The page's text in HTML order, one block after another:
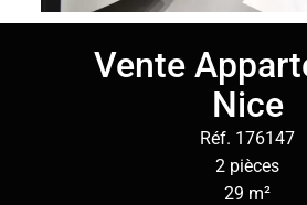
Vente
Nice
Réf. 176147
2 pièces
29 m²